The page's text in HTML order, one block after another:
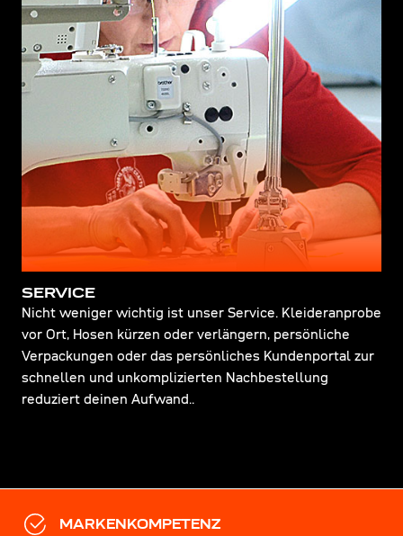
SERVICE
Nicht weniger wichtig ist unser Service. Kleideranprobe
vor Ort, Hosen kürzen oder verlängern, persönliche
Verpackungen oder das persönliches Kundenportal zur
schnellen und unkomplizierten Nachbestellung
reduziert deinen Aufwand..
MARKENKOMPETENZ